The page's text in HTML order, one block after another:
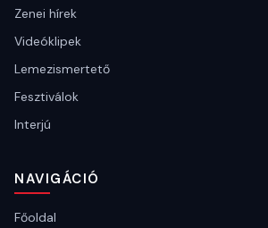
Zenei hírek
Videóklipek
Lemezismertető
Fesztiválok
Interjú
NAVIGÁCIÓ
Főoldal